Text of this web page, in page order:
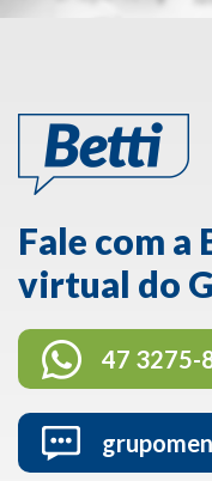
Fale com
virtual do
47 3275-